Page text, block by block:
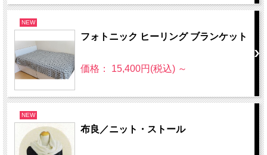
NEW
フォトニック ヒーリング ブランケット
価格： 15,400円(税込) ～
NEW
布良／ニット・ストール